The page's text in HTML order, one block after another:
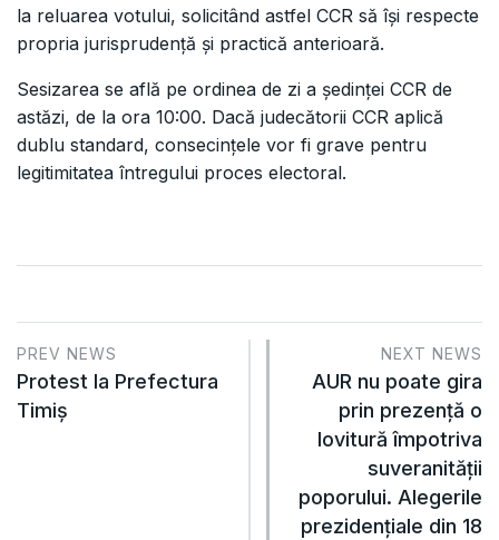
la reluarea votului, solicitând astfel CCR să își respecte
propria jurisprudență și practică anterioară.
Sesizarea se află pe ordinea de zi a ședinței CCR de
astăzi, de la ora 10:00. Dacă judecătorii CCR aplică
dublu standard, consecințele vor fi grave pentru
legitimitatea întregului proces electoral.
PREV NEWS
Protest la Prefectura
Timiș
NEXT NEWS
AUR nu poate gira
prin prezență o
lovitură împotriva
suveranității
poporului. Alegerile
prezidențiale din 18